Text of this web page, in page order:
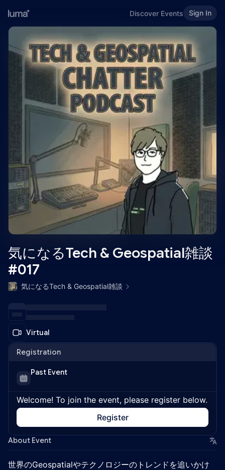
Discover Events Sign In
気になるTech & Geospatial雑談
#017
気になるTech & Geospatial雑談
Virtual
Registration
Past Event
Welcome! To join the event, please register below.
Register
About Event
世界のGeospatialやテクノロジーのトレンドを追いかけ